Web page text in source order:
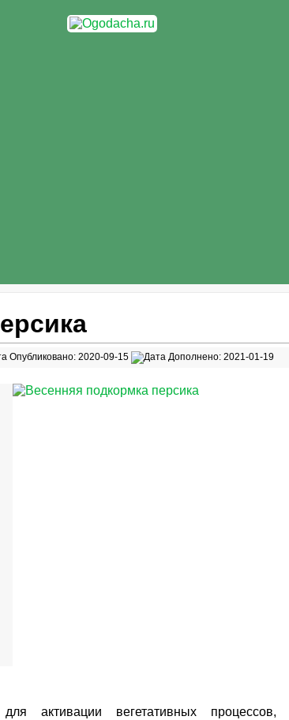
Опубликовано: 2020-09-15 Дополнено: 2021-01-19
активации вегетативных процессов,